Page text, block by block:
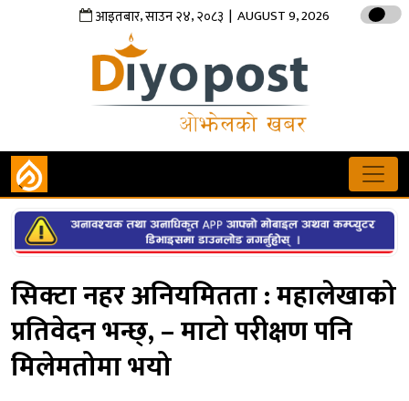
आइतबार,साउन२४,२०८३ | AUGUST 9, 2026
सिक्टा नहर अनियमितता : महालेखाको
प्रतिवेदन भन्छ्, – माटो परीक्षण पनि
मिलेमतोमा भयो